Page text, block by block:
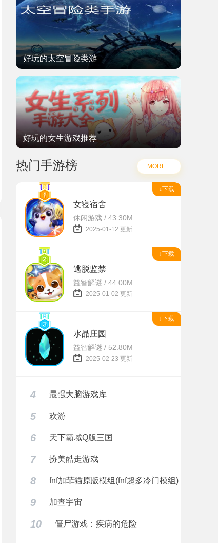
好玩的太空冒险类游
好玩的女生游戏推荐
热门手游榜 MORE +
↓下载
女寝宿舍
休闲游戏 / 43.30M
2025-01-12 更新
↓下载
逃脱监禁
益智解谜 / 44.00M
2025-01-02 更新
↓下载
水晶庄园
益智解谜 / 52.80M
2025-02-23 更新
4 最强大脑游戏库
5 欢游
6 天下霸域Q版三国
7 扮美酷走游戏
8 fnf加菲猫原版模组(fnf超多冷门模组)
9 加查宇宙
10 僵尸游戏：疾病的危险